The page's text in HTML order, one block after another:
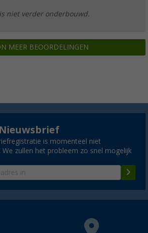
niet verder onderbouwd.
MEER BEOORDELINGEN
is momenteel niet
We zullen het probleem zo snel mogelijk